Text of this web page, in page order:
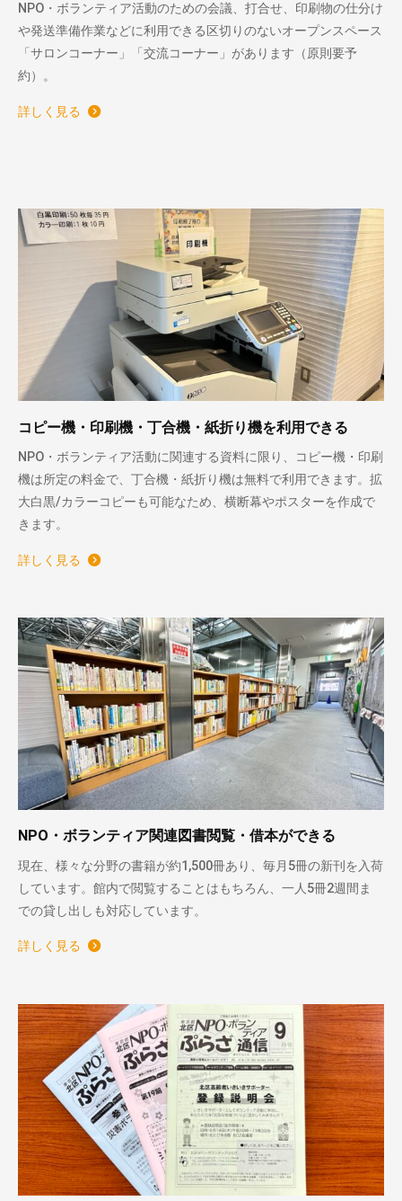
NPO・ボランティア活動のための会議、打合せ、印刷物の仕分け
や発送準備作業などに利用できる区切りのないオープンスペース
「サロンコーナー」「交流コーナー」があります（原則要予
約）。
詳しく見る
コピー機・印刷機・丁合機・紙折り機を利用できる
NPO・ボランティア活動に関連する資料に限り、コピー機・印刷
機は所定の料金で、丁合機・紙折り機は無料で利用できます。拡
大白黒/カラーコピーも可能なため、横断幕やポスターを作成で
きます。
詳しく見る
NPO・ボランティア関連図書閲覧・借本ができる
現在、様々な分野の書籍が約1,500冊あり、毎月5冊の新刊を入荷
しています。館内で閲覧することはもちろん、一人5冊2週間ま
での貸し出しも対応しています。
詳しく見る